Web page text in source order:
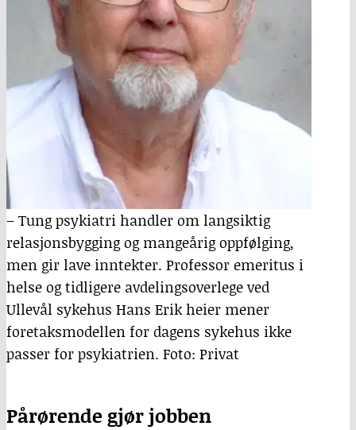
– Tung psykiatri handler om langsiktig
relasjonsbygging og mangeårig oppfølging,
men gir lave inntekter. Professor emeritus i
helse og tidligere avdelingsoverlege ved
Ullevål sykehus Hans Erik heier mener
foretaksmodellen for dagens sykehus ikke
passer for psykiatrien. Foto: Privat
Pårørende gjør jobben